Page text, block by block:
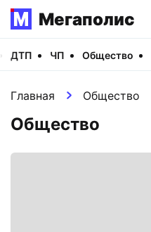
Мегаполис
ДТП ЧП Общество
Главная Общество
Общество